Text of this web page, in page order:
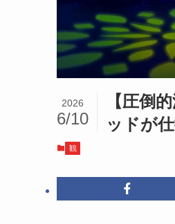
【圧倒
ッドが
2026
6/10
観